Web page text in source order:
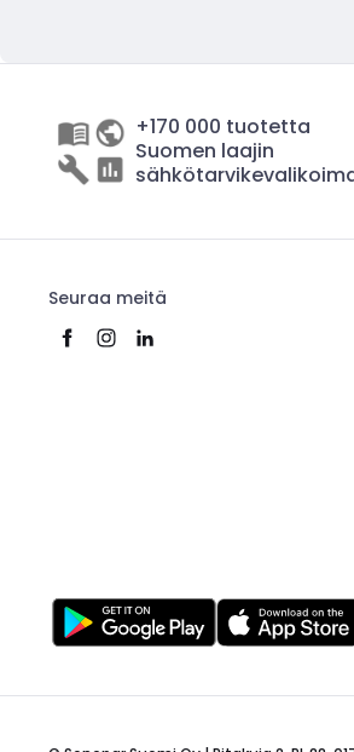
+170 000 tuotetta
Suomen laajin
Seuraa meitä